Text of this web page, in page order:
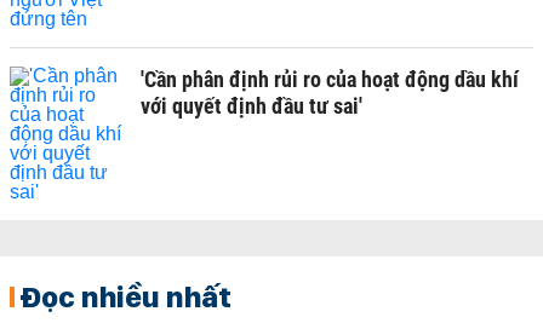
'Cần phân định rủi ro của hoạt động dầu khí
với quyết định đầu tư sai'
Đọc nhiều nhất